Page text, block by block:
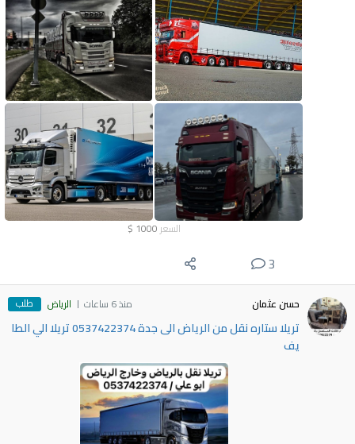
السعر 1000
$
3
حسن عثمان منذ 6 ساعات الرياض طلب
تريلا ستاره نقل من الرياض الى جدة 0537422374 تريلا الي الطا
يف